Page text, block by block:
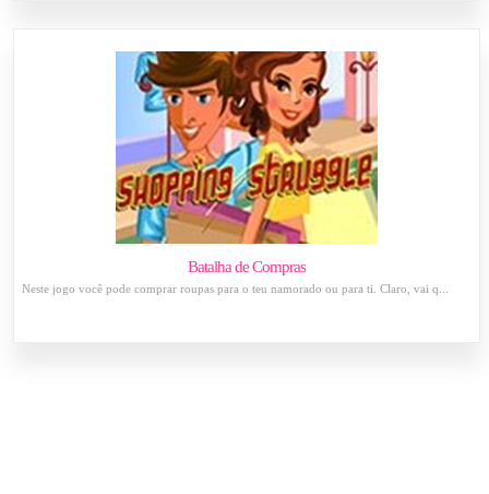
Batalha de Compras
Neste jogo você pode comprar roupas para o teu namorado ou para ti. Claro, vai q...